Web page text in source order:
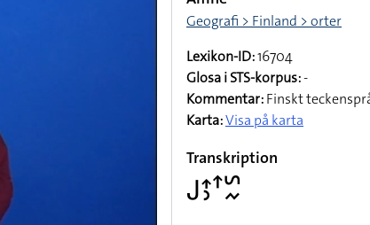
Geografi > Finland > orter
Lexikon-ID:16704
Glosa i STS-korpus:-
Kommentar:Finskt
Karta:Visa på karta
Transkription
􌤢􌤴􌤶􌦃􌥲􌦌